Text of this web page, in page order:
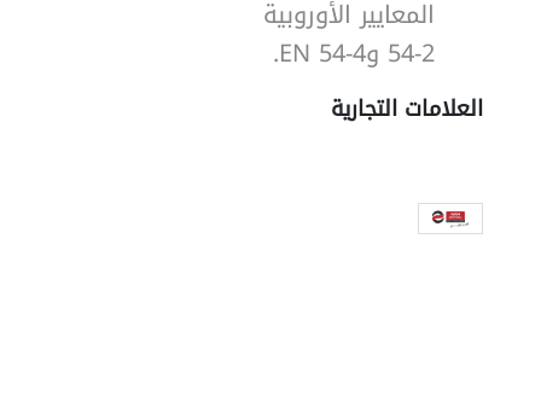
54-2 وEN 54-4.
العلامات التجارية